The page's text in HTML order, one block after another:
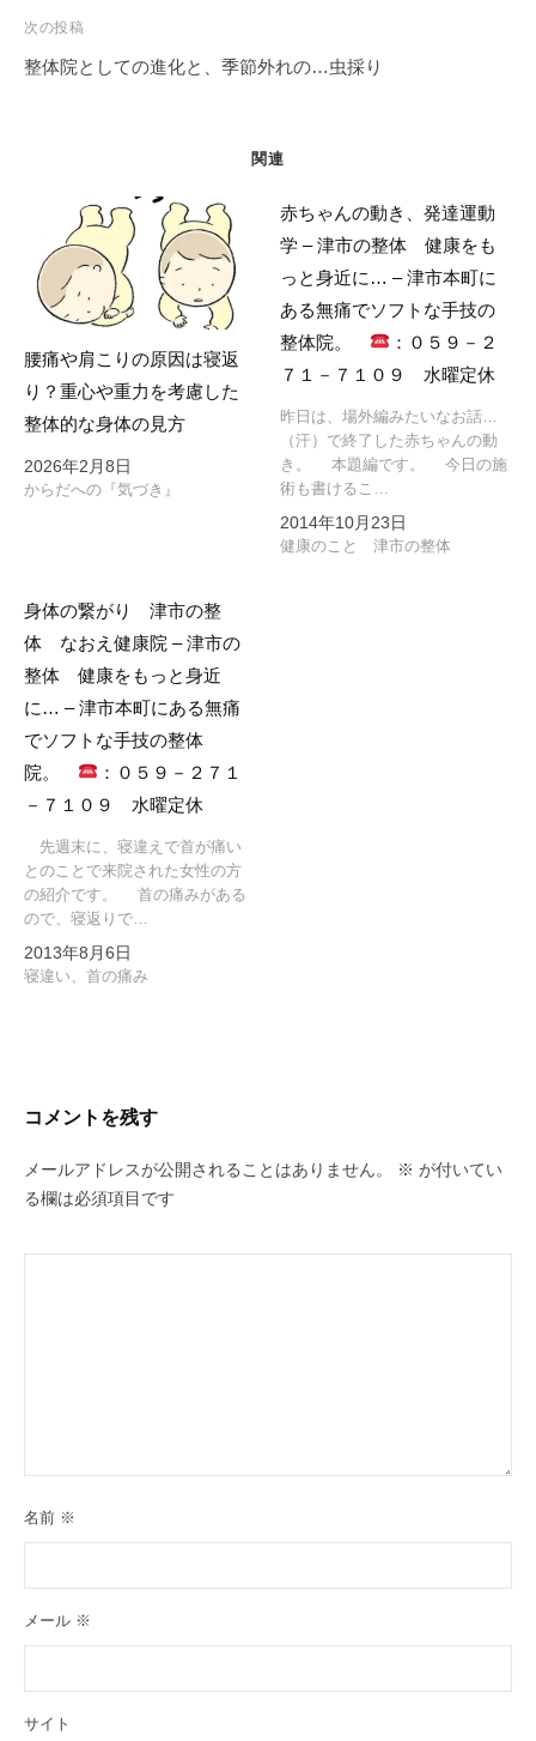
ゲ
ー
次の投稿
整体院としての進化と、季節外れの…虫採り
関連
腰痛や肩こりの原因は寝返
り？重心や重力を考慮した
整体的な身体の見方
2026年2月8日
からだへの『気づき』
赤ちゃんの動き、発達運動
学 – 津市の整体 健康をも
っと身近に… – 津市本町に
ある無痛でソフトな手技の
整体院。
：０５９－２
７１－７１０９ 水曜定休
昨日は、場外編みたいなお話…
（汗）で終了した赤ちゃんの動
き。 本題編です。 今日の施
術も書けるこ…
2014年10月23日
健康のこと 津市の整体
身体の繋がり 津市の整
体 なおえ健康院 – 津市の
整体 健康をもっと身近
に… – 津市本町にある無痛
でソフトな手技の整体
院。
：０５９－２７１
－７１０９ 水曜定休
先週末に、寝違えで首が痛い
とのことで来院された女性の方
の紹介です。 首の痛みがある
ので、寝返りで…
2013年8月6日
寝違い、首の痛み
コメントを残す
メールアドレスが公開されることはありません。 ※ が付いてい
る欄は必須項目です
名前 ※
メール ※
サイト